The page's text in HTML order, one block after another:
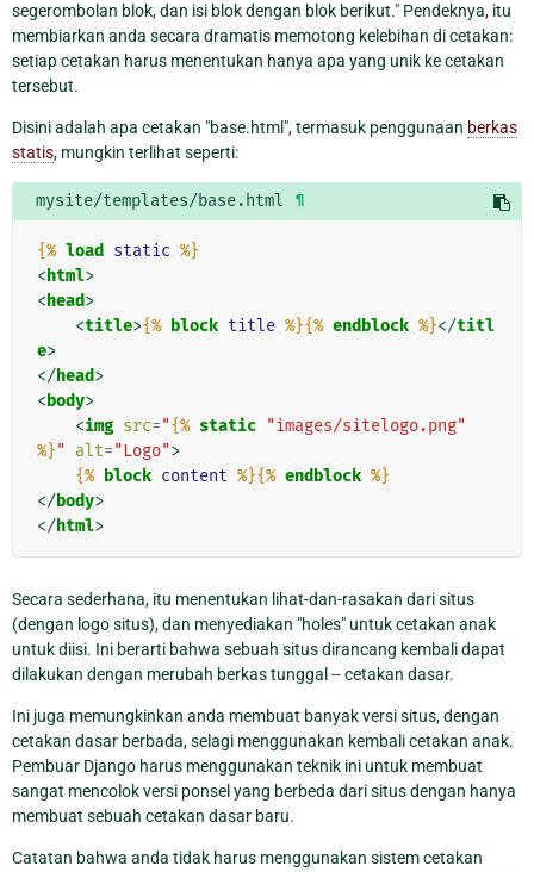
segerombolan blok, dan isi blok dengan blok berikut." Pendeknya, itu
membiarkan anda secara dramatis memotong kelebihan di cetakan:
setiap cetakan harus menentukan hanya apa yang unik ke cetakan
tersebut.
Disini adalah apa cetakan "base.html", termasuk penggunaan berkas
statis, mungkin terlihat seperti:
mysite/templates/base.html ¶
{% load static %}
<html>
<head>
<title>{% block title %}{% endblock %}</titl
e>
</head>
<body>
<img src="{% static "images/sitelogo.png"
%}" alt="Logo">
{% block content %}{% endblock %}
</body>
</html>
Secara sederhana, itu menentukan lihat-dan-rasakan dari situs
(dengan logo situs), dan menyediakan "holes" untuk cetakan anak
untuk diisi. Ini berarti bahwa sebuah situs dirancang kembali dapat
dilakukan dengan merubah berkas tunggal -- cetakan dasar.
Ini juga memungkinkan anda membuat banyak versi situs, dengan
cetakan dasar berbada, selagi menggunakan kembali cetakan anak.
Pembuar Django harus menggunakan teknik ini untuk membuat
sangat mencolok versi ponsel yang berbeda dari situs dengan hanya
membuat sebuah cetakan dasar baru.
Catatan bahwa anda tidak harus menggunakan sistem cetakan